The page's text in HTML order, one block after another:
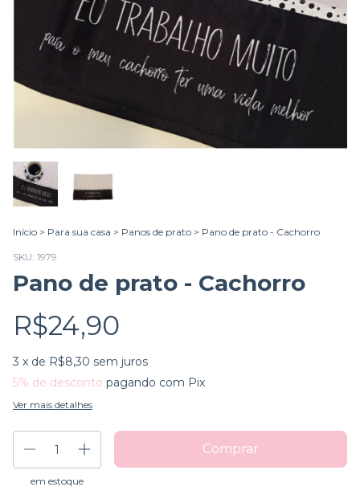
Início > Para sua casa > Panos de prato > Pano de prato - Cachorro
SKU: 1979
Pano de prato - Cachorro
R$24,90
3 x de R$8,30 sem juros
5% de desconto pagando com Pix
Ver mais detalhes
em estoque